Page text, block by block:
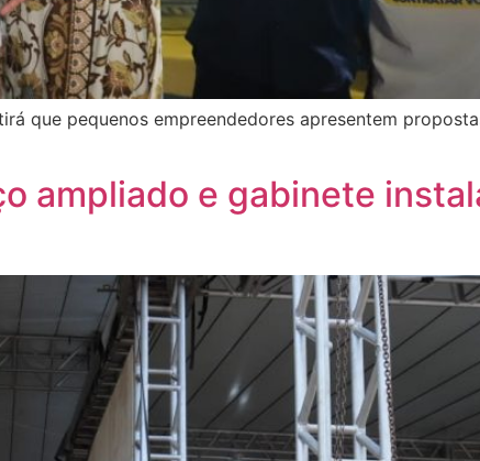
que pequenos empreendedores apresentem
ampliado e gabinete